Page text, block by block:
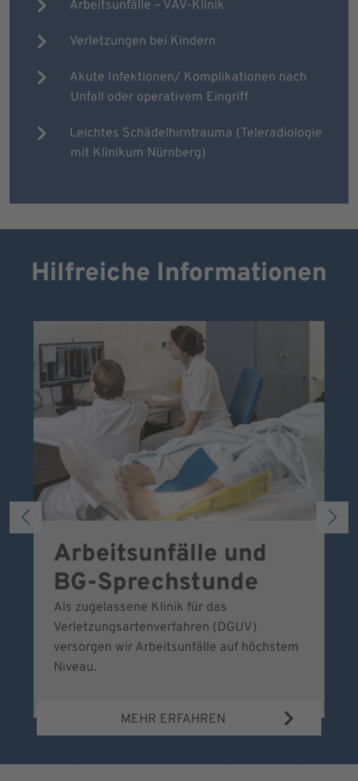
Arbeitsunfälle – VAV-Klinik
Verletzungen bei Kindern
Akute Infektionen/ Komplikationen nach
Unfall oder operativem Eingriff
Leichtes Schädelhirntrauma (Teleradiologie
mit Klinikum Nürnberg)
Hilfreiche Informationen
Arbeitsunfälle und
BG-Sprechstunde
Als zugelassene Klinik für das
Verletzungsartenverfahren (DGUV)
versorgen wir Arbeitsunfälle auf höchstem
Niveau.
MEHR ERFAHREN